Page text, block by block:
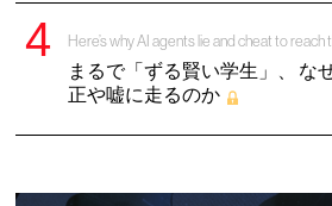
Here’s why AI agents lie and cheat to reach
まるで「ずる賢い学生」、 な
正や嘘に走るのか